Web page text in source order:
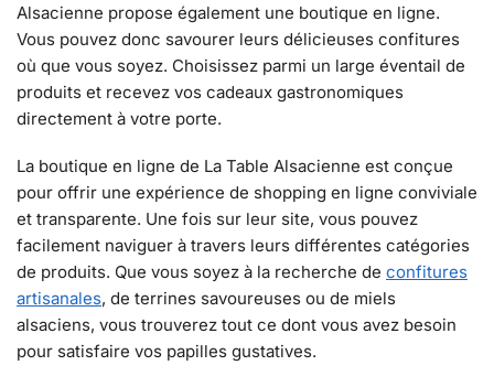
Alsacienne propose également une boutique en ligne.
Vous pouvez donc savourer leurs délicieuses confitures
où que vous soyez. Choisissez parmi un large éventail de
produits et recevez vos cadeaux gastronomiques
directement à votre porte.
La boutique en ligne de La Table Alsacienne est conçue
pour offrir une expérience de shopping en ligne conviviale
et transparente. Une fois sur leur site, vous pouvez
facilement naviguer à travers leurs différentes catégories
de produits. Que vous soyez à la recherche de confitures
artisanales, de terrines savoureuses ou de miels
alsaciens, vous trouverez tout ce dont vous avez besoin
pour satisfaire vos papilles gustatives.